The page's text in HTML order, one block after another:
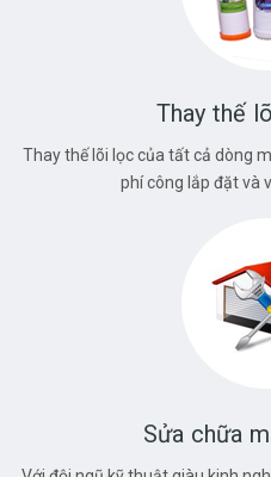
Thay thế
Thay thế lõi lọc của tất cả dòng
phí công lắp đặt và
Sửa chữa